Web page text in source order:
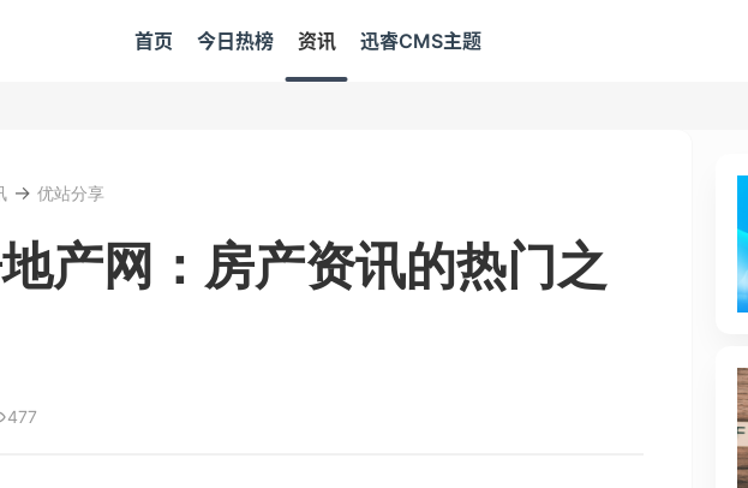
首页 今日热榜 资讯 迅睿CMS主题
→ 优站分享
产网：房产资讯的热门之
477